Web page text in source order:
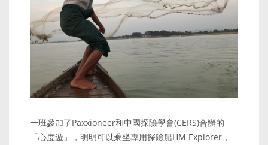
一班參加了Paxxioneer和中國探險學會(CERS)合辦的
「心度遊」，明明可以乘坐專用探險船HM Explorer，